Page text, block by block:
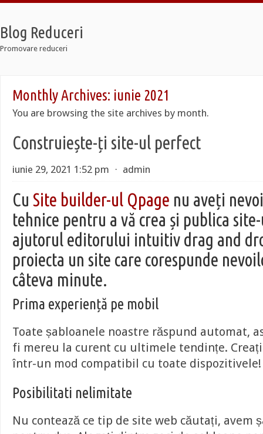
Blog Reduceri
Promovare reduceri
Taxi
7
Monthly Archives: iunie 2021
You are browsing the site archives by month.
Construiește-ți site-ul perfect
iunie 29, 2021 1:52 pm ⋅ admin
Cu Site builder-ul Qpage nu aveți
tehnice pentru a vă crea și publica
ajutorul editorului intuitiv drag and
proiecta un site care corespunde
câteva minute.
Prima experiență pe mobil
Toate șabloanele noastre răspund automat,
fi mereu la curent cu ultimele tendințe.
într-un mod compatibil cu toate dispozitivele!
Posibilitati nelimitate
Nu contează ce tip de site web căutați, avem